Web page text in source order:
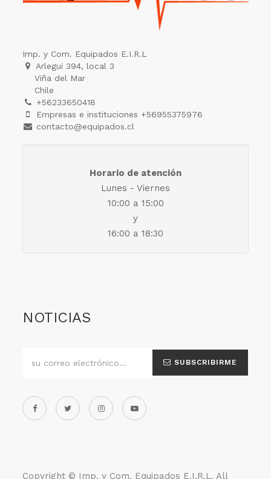
Imp. y Com. Equipados E.I.R.L
Arlegui 394, local 3
Viña del Mar
Chile
+56233650418
Empresas e instituciones +56955375976
contacto@equipados.cl
Horario de atención
Lunes - Viernes
10:00 a 15:00
y
16:00 a 18:30
NOTICIAS
SUBSCRIBIRME
Copyright © Imp. y Com. Equipados E.I.R.L. All